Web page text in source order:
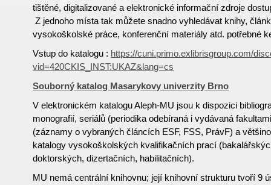
tištěné, digitalizované a elektronické informační zdroje
Z jednoho místa tak můžete snadno vyhledávat knihy,
vysokoškolské práce, konferenční materiály atd. potřebné
Vstup do katalogu : https://cuni.primo.exlibrisgroup.com/
vid=420CKIS_INST:UKAZ&lang=cs
Souborný katalog Masarykovy univerzity Brno
V elektronickém katalogu Aleph-MU jsou k dispozici
monografií, seriálů (periodika odebíraná i vydávaná
(záznamy o vybraných článcích ESF, FSS, PrávF) a
katalogy vysokoškolských kvalifikačních prací
doktorských, dizertačních, habilitačních).
MU nemá centrální knihovnu; její knihovní strukturu tvoří 9